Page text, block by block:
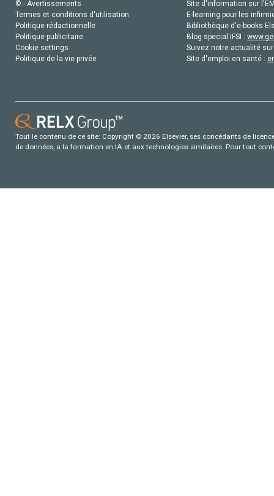
© - Avertissements
Termes et conditions d'utilisation
Politique rédactionnelle
Politique publicitaire
Cookie settings
Politique de la vie privée
Site d'information sur
E-learning pour les
Bibliothèque d'e-books
Blog special IFSI :
Suivez notre actualité
Site d'emploi en santé :
Tout le contenu de ce site: Copyright © 2026 Elsevier, ses concédants de
de données, a la formation en IA et aux technologies similaires. Pour tout